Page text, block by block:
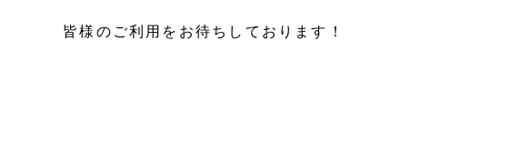
皆様のご利用をお待ちしております！